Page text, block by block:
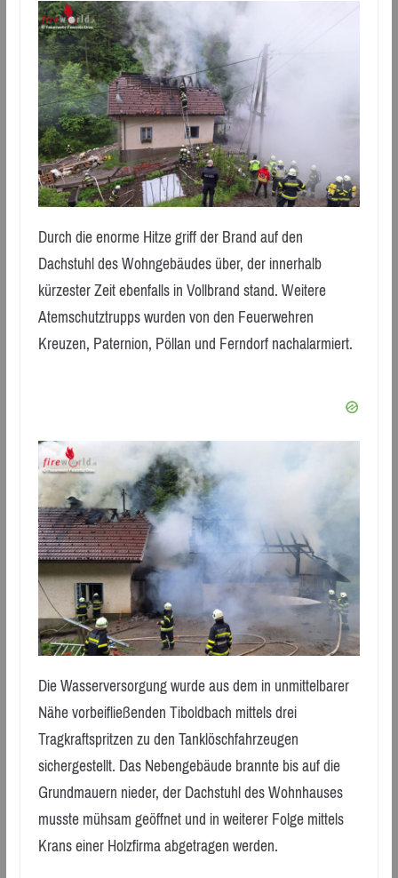
Durch die enorme Hitze griff der Brand auf den
Dachstuhl des Wohngebäudes über, der innerhalb
kürzester Zeit ebenfalls in Vollbrand stand. Weitere
Atemschutztrupps wurden von den Feuerwehren
Kreuzen, Paternion, Pöllan und Ferndorf nachalarmiert.
Die Wasserversorgung wurde aus dem in unmittelbarer
Nähe vorbeifließenden Tiboldbach mittels drei
Tragkraftspritzen zu den Tanklöschfahrzeugen
sichergestellt. Das Nebengebäude brannte bis auf die
Grundmauern nieder, der Dachstuhl des Wohnhauses
musste mühsam geöffnet und in weiterer Folge mittels
Krans einer Holzfirma abgetragen werden.